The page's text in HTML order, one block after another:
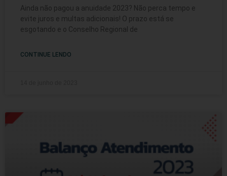
Ainda não pagou a anuidade 2023? Não perca tempo e
evite juros e multas adicionais! O prazo está se
esgotando e o Conselho Regional de
CONTINUE LENDO